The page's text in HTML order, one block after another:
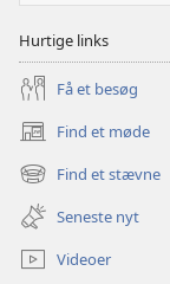
Hurtige links
Få et besøg
Find et møde
(åbner
nyt
vindue)
Find et stævne
(åbner
nyt
vindue)
Seneste nyt
Videoer